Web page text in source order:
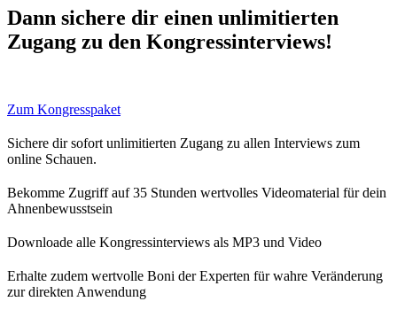
Dann sichere dir einen unlimitierten
Zugang zu den Kongressinterviews!
Zum Kongresspaket
Sichere dir sofort unlimitierten Zugang zu allen Interviews zum
online Schauen.
Bekomme Zugriff auf 35 Stunden wertvolles Videomaterial für dein
Ahnenbewusstsein
Downloade alle Kongressinterviews als MP3 und Video
Erhalte zudem wertvolle Boni der Experten für wahre Veränderung
zur direkten Anwendung